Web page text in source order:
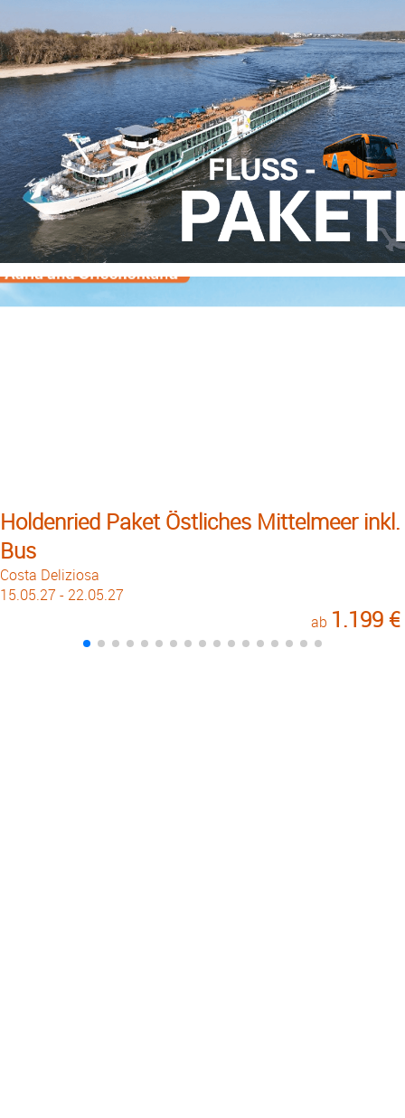
Holdenried Paket Östliches Mittelmeer inkl.
Bus
Costa Deliziosa
15.05.27 - 22.05.27
ab 1.199 €